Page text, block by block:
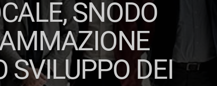
SNODO
SVILUPPO DEI